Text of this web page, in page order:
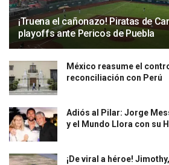
¡Truena el cañonazo! Piratas de
playoffs ante Pericos de Puebla
México reasume el
reconciliación con Perú
Adiós al Pilar: Jorge
y el Mundo Llora con su
¡De viral a héroe!